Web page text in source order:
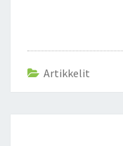
Artikkelit